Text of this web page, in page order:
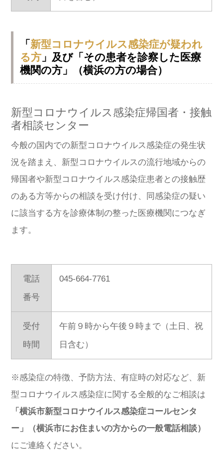
「新型コロナウイルス感染症が疑われ
る方 」及び「その患者を診察した医療
機関の方」（横浜の方の場合）
新型コロナウイルス感染症帰国者・接触
者相談センター
今般の国内での新型コロナウイルス感染症の発生状
況を踏まえ、新型コロナウイルスの流行地域からの
帰国者や新型コロナウイルス感染症患者との接触歴
のある方等からの相談を受け付け、同感染症の疑い
に該当する方を診療体制の整った医療機関につなぎ
ます。
電話
番号
045-664-7761
受付
時間
午前９時から午後９時まで（土日、祝
日含む）
※感染症の特徴、予防方法、有症時の対応など、新
型コロナウイルス感染症に関する全般的なご相談は
「横浜市新型コロナウイルス感染症コールセンタ
ー」（横浜市にお住まいの方からの一般電話相談）
にご連絡ください。